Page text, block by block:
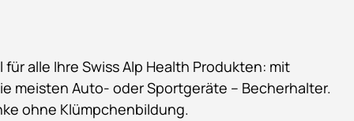
für alle Ihre Swiss Alp Health Produkten: mit
meisten Auto- oder Sportgeräte – Becherhalter.
ohne Klümpchenbildung.